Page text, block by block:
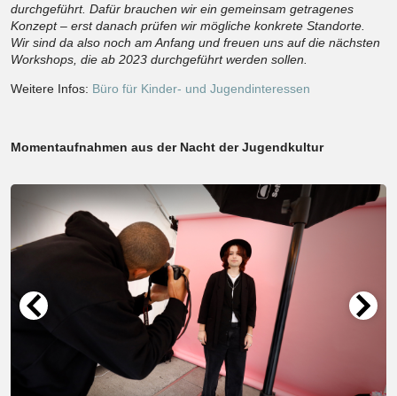
durchgeführt. Dafür brauchen wir ein gemeinsam getragenes
Konzept – erst danach prüfen wir mögliche konkrete Standorte.
Wir sind da also noch am Anfang und freuen uns auf die nächsten
Workshops, die ab 2023 durchgeführt werden sollen.
Weitere Infos: Büro für Kinder- und Jugendinteressen
Momentaufnahmen aus der Nacht der Jugendkultur